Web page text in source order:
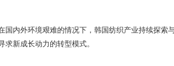
内外环境艰难的情况下，韩国纺织产业持续探索
新成长动力的转型模式。